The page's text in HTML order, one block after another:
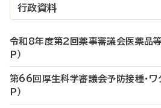
行政資料
令和8年度第2回薬事審議会医薬品
P）
第66回厚生科学審議会予防接種・ワ
P）